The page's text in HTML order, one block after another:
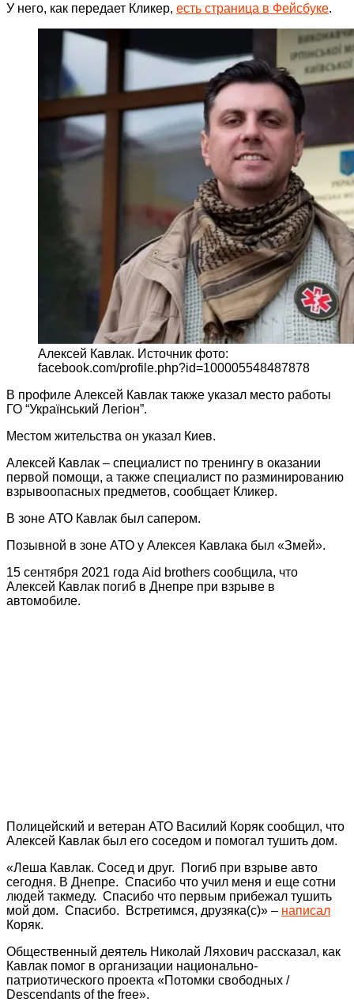
У него, как передает Кликер, есть страница в Фейсбуке.
Алексей Кавлак. Источник фото:
facebook.com/profile.php?id=100005548487878
В профиле Алексей Кавлак также указал место работы
ГО “Український Легіон”.
Местом жительства он указал Киев.
Алексей Кавлак – специалист по тренингу в оказании
первой помощи, а также специалист по разминированию
взрывоопасных предметов, сообщает Кликер.
В зоне АТО Кавлак был сапером.
Позывной в зоне АТО у Алексея Кавлака был «Змей».
15 сентября 2021 года Aid brothers сообщила, что
Алексей Кавлак погиб в Днепре при взрыве в
автомобиле.
Полицейский и ветеран АТО Василий Коряк сообщил, что
Алексей Кавлак был его соседом и помогал тушить дом.
«Леша Кавлак. Сосед и друг. Погиб при взрыве авто
сегодня. В Днепре. Спасибо что учил меня и еще сотни
людей такмеду. Спасибо что первым прибежал тушить
мой дом. Спасибо. Встретимся, друзяка(с)» – написал
Коряк.
Общественный деятель Николай Ляхович рассказал, как
Кавлак помог в организации национально-
патриотического проекта «Потомки свободных /
Descendants of the free».